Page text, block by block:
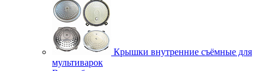
Крышки внутренние съёмные для
мультиварок